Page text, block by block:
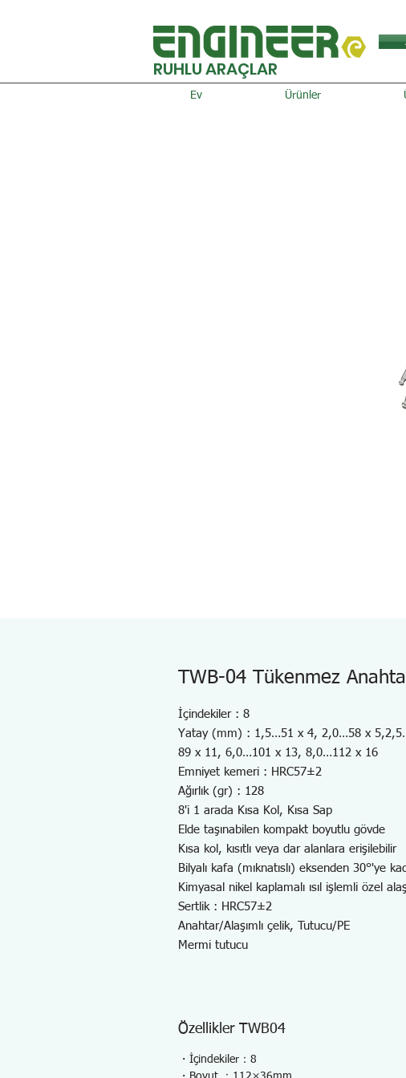
RUHLU ARAÇLAR
Ev Ürünler
TWB-04 Tükenmez
İçindekiler : 8
Yatay (mm) : 1,5…51 x 4, 2,0…58 x
89 x 11, 6,0…101 x 13, 8,0…112 x 16
Emniyet kemeri : HRC57±2
Ağırlık (gr) : 128
8'i 1 arada Kısa Kol, Kısa Sap
Elde taşınabilen kompakt boyutlu gövde
Kısa kol, kısıtlı veya dar alanlara erişilebilir
Bilyalı kafa (mıknatıslı) eksenden 30°'ye
Kimyasal nikel kaplamalı ısıl işlemli özel
Sertlik : HRC57±2
Anahtar/Alaşımlı çelik, Tutucu/PE
Mermi tutucu
Özellikler TWB04
・İçindekiler：8